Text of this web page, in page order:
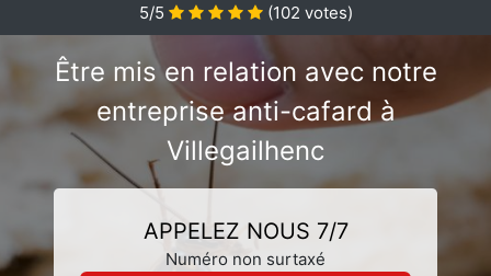
5/5
(102 votes)
Être mis en relation avec notre
entreprise anti-cafard à
Villegailhenc
APPELEZ NOUS 7/7
Numéro non surtaxé